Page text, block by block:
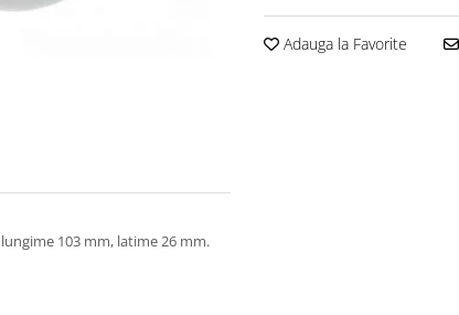
Adauga la Favorite
103 mm, latime 26 mm.